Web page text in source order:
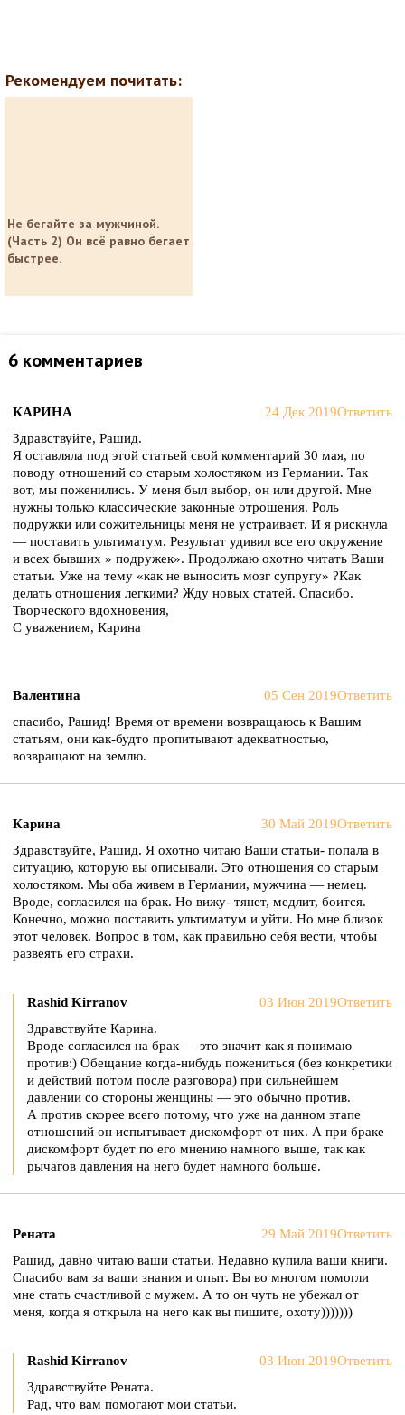
Рекомендуем почитать:
Не бегайте за мужчиной.
(Часть 2) Он всё равно бегает
быстрее.
6 комментариев
КАРИНА 24 Дек 2019Ответить
Здравствуйте, Рашид.
Я оставляла под этой статьей свой комментарий 30 мая, по
поводу отношений со старым холостяком из Германии. Так
вот, мы поженились. У меня был выбор, он или другой. Мне
нужны только классические законные отрошения. Роль
подружки или сожительницы меня не устраивает. И я рискнула
— поставить ультиматум. Результат удивил все его окружение
и всех бывших » подружек». Продолжаю охотно читать Ваши
статьи. Уже на тему «как не выносить мозг супругу» ?Как
делать отношения легкими? Жду новых статей. Спасибо.
Творческого вдохновения,
С уважением, Карина
Валентина 05 Сен 2019Ответить
спасибо, Рашид! Время от времени возвращаюсь к Вашим
статьям, они как-будто пропитывают адекватностью,
возвращают на землю.
Карина 30 Май 2019Ответить
Здравствуйте, Рашид. Я охотно читаю Ваши статьи- попала в
ситуацию, которую вы описывали. Это отношения со старым
холостяком. Мы оба живем в Германии, мужчина — немец.
Вроде, согласился на брак. Но вижу- тянет, медлит, боится.
Конечно, можно поставить ультиматум и уйти. Но мне близок
этот человек. Вопрос в том, как правильно себя вести, чтобы
развеять его страхи.
Rashid Kirranov 03 Июн 2019Ответить
Здравствуйте Карина.
Вроде согласился на брак — это значит как я понимаю
против:) Обещание когда-нибудь пожениться (без конкретики
и действий потом после разговора) при сильнейшем
давлении со стороны женщины — это обычно против.
А против скорее всего потому, что уже на данном этапе
отношений он испытывает дискомфорт от них. А при браке
дискомфорт будет по его мнению намного выше, так как
рычагов давления на него будет намного больше.
Рената 29 Май 2019Ответить
Рашид, давно читаю ваши статьи. Недавно купила ваши книги.
Спасибо вам за ваши знания и опыт. Вы во многом помогли
мне стать счастливой с мужем. А то он чуть не убежал от
меня, когда я открыла на него как вы пишите, охоту)))))))
Rashid Kirranov 03 Июн 2019Ответить
Здравствуйте Рената.
Рад, что вам помогают мои статьи.